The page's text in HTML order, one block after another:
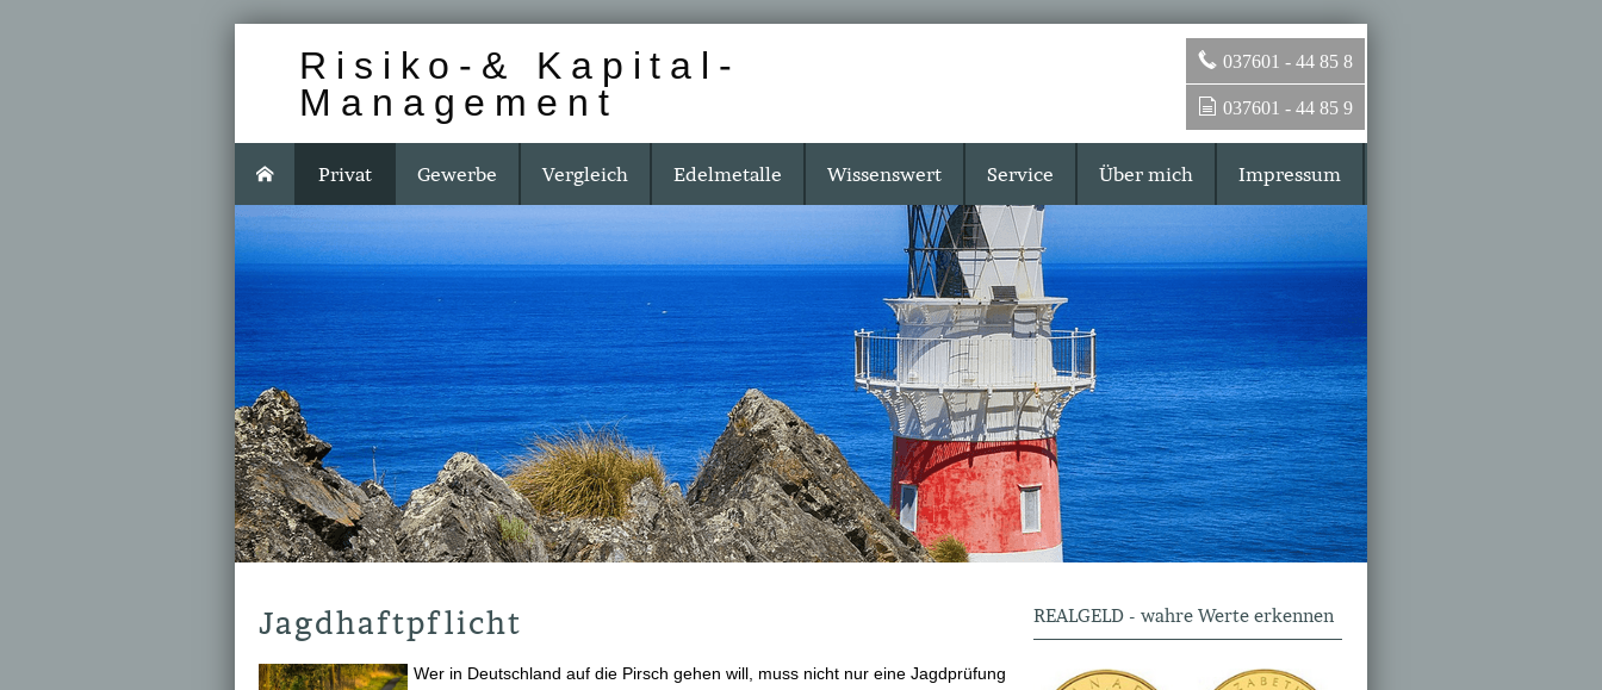
Privat Gewerbe Vergleich Edelmetalle Wissenswert Service Über mich Impressum
Risiko-& Kapital-
Management
037601 - 44 85 8
037601 - 44 85 9
REALGELD - wahre Werte erkennen
Jagdhaftpflicht
Wer in Deutschland auf die Pirsch gehen will, muss nicht nur eine Jagdprüfung